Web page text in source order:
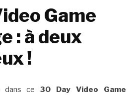
Game
: à deux
!
dans ce30 Day Video Game